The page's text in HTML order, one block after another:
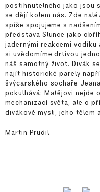
postihnutelného jako jsou
se dějí kolem nás. Zde
spíše spojujeme s
představa Slunce jako
jadernými reakcemi
si uvědomíme drtivou
náš samotný život. Divák
najít historické parely
švýcarského sochaře
pokulhává: Matějovi nejde
mechanizací světa, ale o
divákově mysli, jeho tělem
Martin Prudil